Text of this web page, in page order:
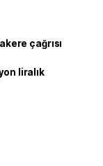
çağrısı
liralık